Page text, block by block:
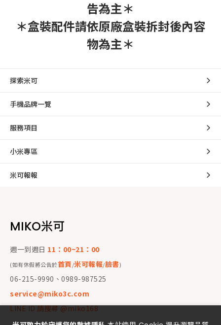
告為主＊
＊盒裝配件請依原廠盒裝拆封後內容
物為主＊
探索米可
手機品牌一覽
服務項目
小米專區
米可報報
MIKO米可
週一到週日 11：00~21：00
(如有休假將公告於首頁/米可報報/臉書)
06-215-9990、0989-987525
service@miko3c.com
LINE ID 請搜尋 @miko168